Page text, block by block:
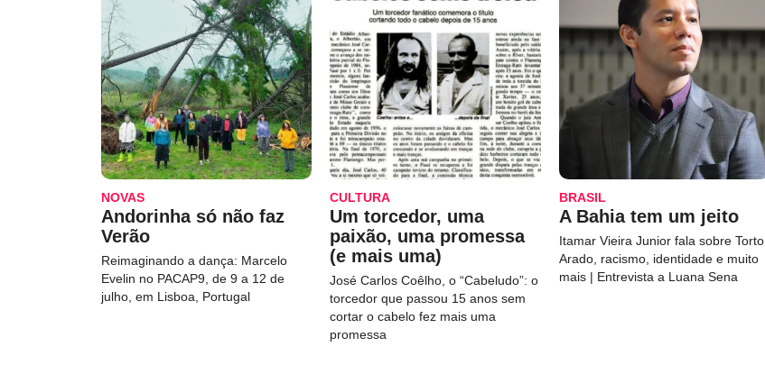
NOVAS
Andorinha só não faz
Verão
Reimaginando a dança: Marcelo
Evelin no PACAP9, de 9 a 12 de
julho, em Lisboa, Portugal
CULTURA
Um torcedor, uma
paixão, uma promessa
(e mais uma)
José Carlos Coêlho, o “Cabeludo”: o
torcedor que passou 15 anos sem
cortar o cabelo fez mais uma
promessa
BRASIL
A Bahia tem um jeito
Itamar Vieira Junior fala sobre Torto
Arado, racismo, identidade e muito
mais | Entrevista a Luana Sena